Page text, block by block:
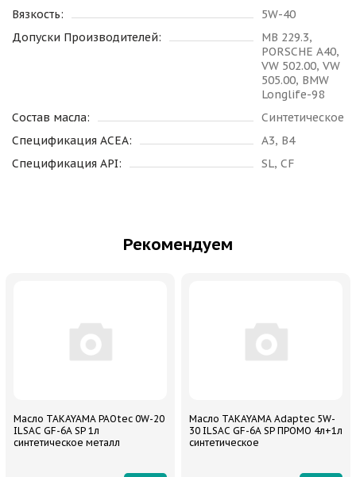
Вязкость:
5W-40
Допуски Производителей:
MB 229.3,
PORSCHE A40,
VW 502.00, VW
505.00, BMW
Longlife-98
Состав масла:
Синтетическое
Спецификация ACEA:
A3, B4
Спецификация API:
SL, CF
Рекомендуем
Масло TAKAYAMA PAOtec 0W-20
ILSAC GF-6A SP 1л
синтетическое металл
Масло TAKAYAMA Adaptec 5W-
30 ILSAC GF-6A SP ПРОМО 4л+1л
синтетическое